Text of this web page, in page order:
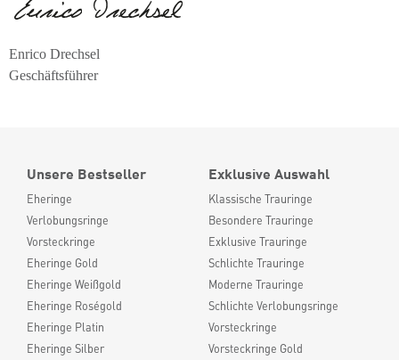
Enrico Drechsel
Geschäftsführer
Unsere Bestseller
Eheringe
Verlobungsringe
Vorsteckringe
Eheringe Gold
Eheringe Weißgold
Eheringe Roségold
Eheringe Platin
Eheringe Silber
Exklusive Auswahl
Klassische Trauringe
Besondere Trauringe
Exklusive Trauringe
Schlichte Trauringe
Moderne Trauringe
Schlichte Verlobungsringe
Vorsteckringe
Vorsteckringe Gold